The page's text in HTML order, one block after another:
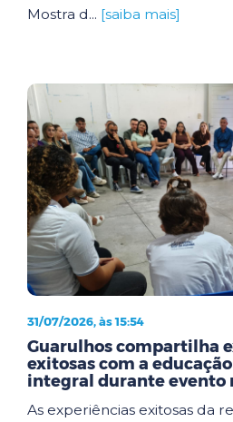
Mostra d... [saiba mais]
31/07/2026, às 15:54
Guarulhos compartilha
exitosas com a
integral durante evento
As experiências exitosas da